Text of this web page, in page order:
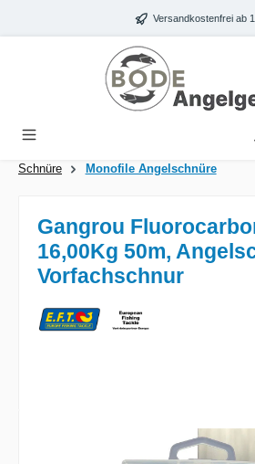
Zum Hauptinhalt springen Versandkostenfrei ab
Schnüre Monofile Angelschnüre
Gangrou
16,00Kg 50m,
Vorfachschnur